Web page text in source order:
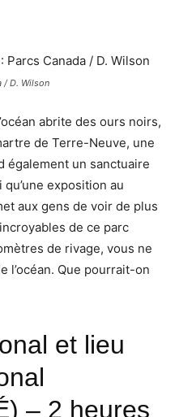
/ D. Wilson
abrite des ours noirs,
de Terre-Neuve, une
également un sanctuaire
exposition au
aux gens de voir de plus
de ce parc
de rivage, vous ne
l’océan. Que pourrait-on
et lieu
– 2 heures